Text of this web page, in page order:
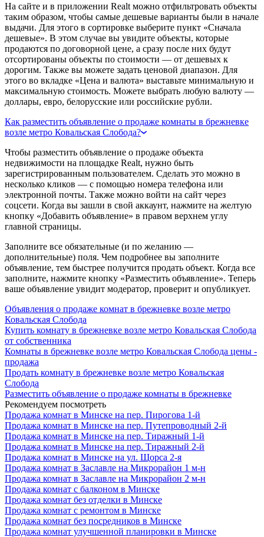
На сайте и в приложении Realt можно отфильтровать объекты
таким образом, чтобы самые дешевые варианты были в начале
выдачи. Для этого в сортировке выберите пункт «Сначала
дешевые». В этом случае вы увидите объекты, которые
продаются по договорной цене, а сразу после них будут
отсортированы объекты по стоимости — от дешевых к
дорогим. Также вы можете задать ценовой диапазон. Для
этого во вкладке «Цена и валюта» выставьте минимальную и
максимальную стоимость. Можете выбрать любую валюту —
доллары, евро, белорусские или российские рубли.
Как разместить объявление о продаже комнаты в брежневке
возле метро Ковальская Слобода?
Чтобы разместить объявление о продаже объекта
недвижимости на площадке Realt, нужно быть
зарегистрированным пользователем. Сделать это можно в
несколько кликов — с помощью номера телефона или
электронной почты. Также можно войти на сайт через
соцсети. Когда вы зашли в свой аккаунт, нажмите на желтую
кнопку «Добавить объявление» в правом верхнем углу
главной страницы.
Заполните все обязательные (и по желанию —
дополнительные) поля. Чем подробнее вы заполните
объявление, тем быстрее получится продать объект. Когда все
заполните, нажмите кнопку «Разместить объявление». Теперь
ваше объявление увидит модератор, проверит и опубликует.
Объявления о продаже комнат в брежневке возле метро
Ковальская Слобода
Купить комнату в брежневке возле метро Ковальская Слобода
от собственника
Комнаты в брежневке возле метро Ковальская Слобода цены -
продажа
Продать комнату в брежневке возле метро Ковальская
Слобода
Разместить объявление о продаже комнаты в брежневке
Рекомендуем посмотреть
Продажа комнат в Минске на пер. Пирогова 1-й
Продажа комнат в Минске на пер. Путепроводный 2-й
Продажа комнат в Минске на пер. Тиражный 1-й
Продажа комнат в Минске на пер. Тиражный 2-й
Продажа комнат в Минске на ул. Щорса 2-я
Продажа комнат в Заславле на Микрорайон 1 м-н
Продажа комнат в Заславле на Микрорайон 2 м-н
Продажа комнат с балконом в Минске
Продажа комнат без отделки в Минске
Продажа комнат с ремонтом в Минске
Продажа комнат без посредников в Минске
Продажа комнат улучшенной планировки в Минске